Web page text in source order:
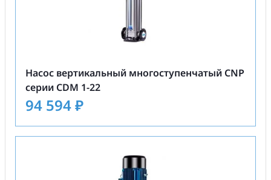
Насос вертикальный многоступенчатый CNP
серии CDM 1-22
94 594₽